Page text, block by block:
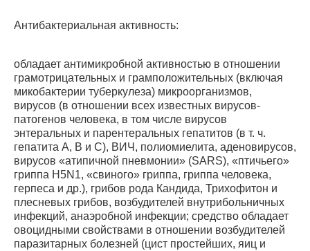
Антибактериальная активность:
обладает антимикробной активностью в отношении
грамотрицательных и грамположительных (включая
микобактерии туберкулеза) микроорганизмов,
вирусов (в отношении всех известных вирусов-
патогенов человека, в том числе вирусов
энтеральных и парентеральных гепатитов (в т. ч.
гепатита А, В и С), ВИЧ, полиомиелита, аденовирусов,
вирусов «атипичной пневмонии» (SARS), «птичьего»
гриппа H5N1, «свиного» гриппа, гриппа человека,
герпеса и др.), грибов рода Кандида, Трихофитон и
плесневых грибов, возбудителей внутрибольничных
инфекций, анаэробной инфекции; средство обладает
овоцидными свойствами в отношении возбудителей
паразитарных болезней (цист простейших, яиц и